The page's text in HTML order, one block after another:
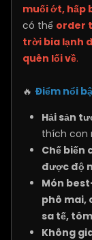
muối ớt, hấp
có thể order
trời bia lạnh
quên lối về.
🔥 Điểm nổi
Hải sản
thích con
Chế biến
được độ
Món
phô mai,
sa tế,
Không